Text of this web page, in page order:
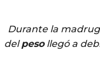
Durante la
delpesollegó a